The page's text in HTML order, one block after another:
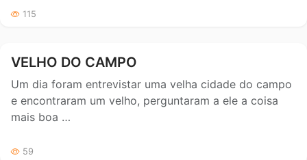
115
VELHO DO CAMPO
Um dia foram entrevistar uma velha cidade do campo
e encontraram um velho, perguntaram a ele a coisa
mais boa …
59